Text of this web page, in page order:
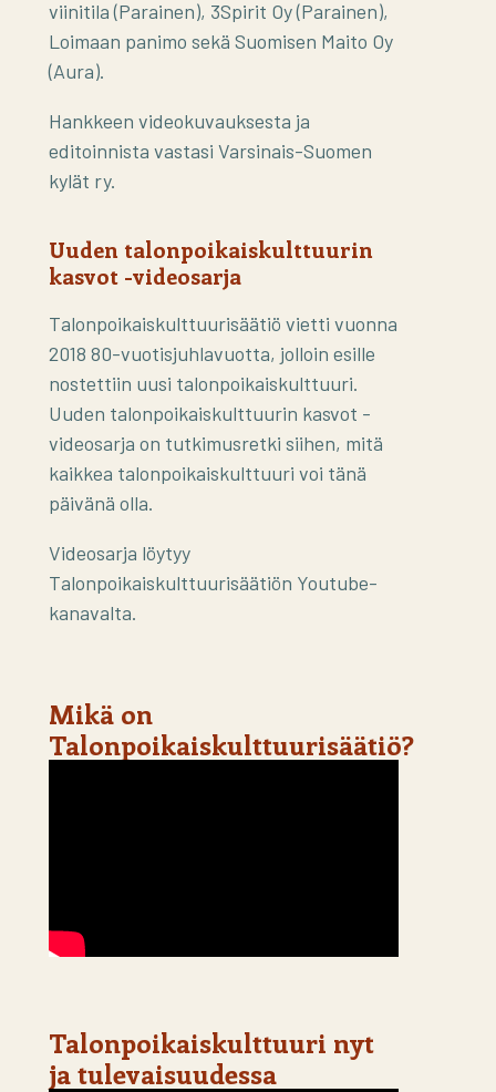
viinitila (Parainen), 3Spirit Oy (Parainen),
Loimaan panimo sekä Suomisen Maito Oy
(Aura).
Hankkeen videokuvauksesta ja
editoinnista vastasi Varsinais-Suomen
kylät ry.
Uuden talonpoikaiskulttuurin
kasvot -videosarja
Talonpoikaiskulttuurisäätiö vietti vuonna
2018 80-vuotisjuhlavuotta, jolloin esille
nostettiin uusi talonpoikaiskulttuuri.
Uuden talonpoikaiskulttuurin kasvot -
videosarja on tutkimusretki siihen, mitä
kaikkea talonpoikaiskulttuuri voi tänä
päivänä olla.
Videosarja löytyy
Talonpoikaiskulttuurisäätiön Youtube-
kanavalta.
Mikä on
Talonpoikaiskulttuurisäätiö?
Talonpoikaiskulttuuri nyt
ja tulevaisuudessa